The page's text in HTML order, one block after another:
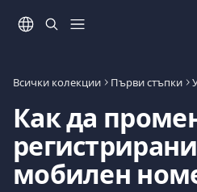
Всички колекции Първи стъпки
Как да
мобилен